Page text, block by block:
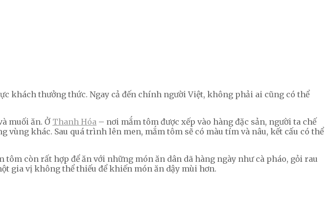
khách thưởng thức. Ngay cả đến chính người Việt, không phải ai cũng có thể
muối ăn. Ở Thanh Hóa – nơi mắm tôm được xếp vào hàng đặc sản, người ta chế
khác. Sau quá trình lên men, mắm tôm sẽ có màu tím và nâu, kết cấu có thể
còn rất hợp để ăn với những món ăn dân dã hàng ngày như cà pháo, gỏi rau
gia vị không thể thiếu để khiến món ăn dậy mùi hơn.